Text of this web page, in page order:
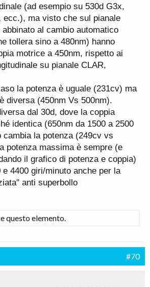
(ad esempio su 530d G3x,
ecc.), ma visto che sul pianale
al cambio automatico
tollera sino a 480nm) hanno
motrice a 450nm, rispetto ai
su pianale CLAR,
la potenza è uguale (231cv) ma
diversa (450nm Vs 500nm).
dal 30d, dove la coppia
identica (650nm da 1500 a 2500
cambia la potenza (249cv vs
potenza massima è sempre (e
il grafico di potenza e coppia)
4400 giri/minuto anche per la
anti superbollo
questo elemento.
#70